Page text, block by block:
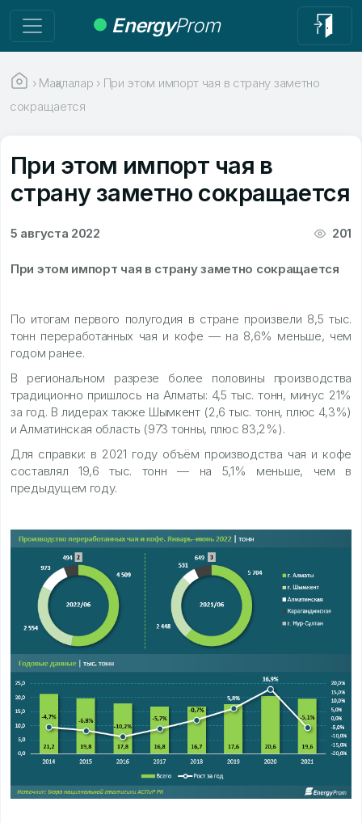
EnergyProm
› Мақалалар › При этом импорт чая в страну заметно
сокращается
При этом импорт чая в
страну заметно сокращается
5 августа 2022 201
При этом импорт чая в страну заметно сокращается
По итогам первого полугодия в стране произвели 8,5 тыс.
тонн переработанных чая и кофе — на 8,6% меньше, чем
годом ранее.
В региональном разрезе более половины производства
традиционно пришлось на Алматы: 4,5 тыс. тонн, минус 21%
за год. В лидерах также Шымкент (2,6 тыс. тонн, плюс 4,3%)
и Алматинская область (973 тонны, плюс 83,2%).
Для справки: в 2021 году объём производства чая и кофе
составлял 19,6 тыс. тонн — на 5,1% меньше, чем в
предыдущем году.